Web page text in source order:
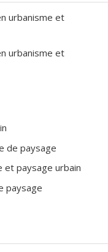
urbanisme et
urbanisme et
de paysage
et paysage urbain
paysage